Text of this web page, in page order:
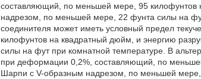
составляющий, по меньшей мере, 95
надрезом, по меньшей мере, 22 фунта силы на
соединителя может иметь условный предел
килофунтов на квадратный дюйм, и энергию
силы на фут при комнатной температуре. В
при деформации 0,2%, составляющий, по
Шарпи с V-образным надрезом, по меньшей